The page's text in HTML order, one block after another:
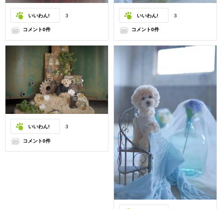
いいわん! 3
コメント0件
いいわん! 3
コメント0件
いいわん! 3
コメント0件